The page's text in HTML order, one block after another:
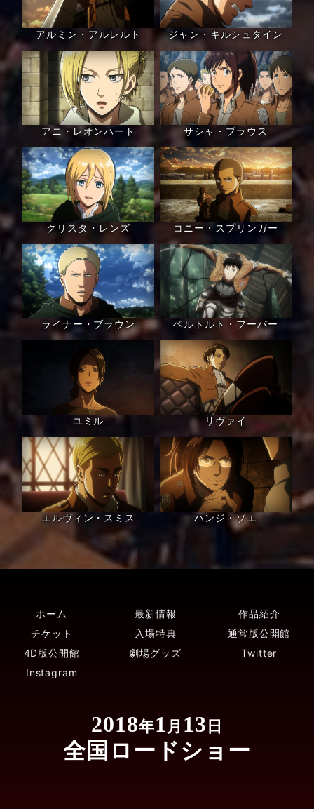
アルミン・アルレルト ジャン・キルシュタイン
アニ・レオンハート サシャ・ブラウス
クリスタ・レンズ コニー・スプリンガー
ライナー・ブラウン ベルトルト・フーバー
ユミル リヴァイ
エルヴィン・スミス ハンジ・ゾエ
ホーム 最新情報
作品紹介
チケット
入場特典
通常版公開館
4D版公開館
劇場グッズ
Twitter
Instagram
2018年1 月 13 日
全国ロードショー